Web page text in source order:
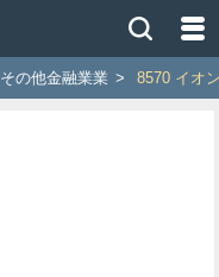
その他金融業業 > 8570 イオ